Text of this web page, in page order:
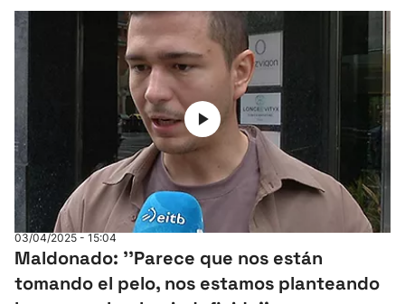
03/04/2025 - 15:04
Maldonado: ''Parece que nos están
tomando el pelo, nos estamos planteando